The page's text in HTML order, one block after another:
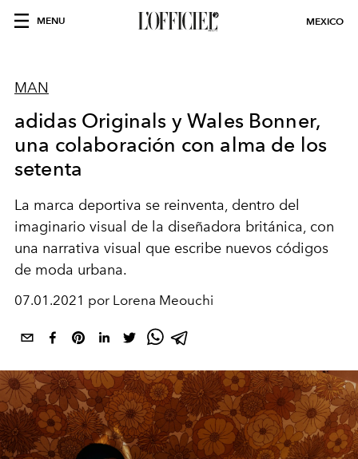
MENU MEXICO
MAN
adidas Originals y Wales Bonner,
una colaboración con alma de los
setenta
La marca deportiva se reinventa, dentro del
imaginario visual de la diseñadora británica, con
una narrativa visual que escribe nuevos códigos
de moda urbana.
07.01.2021 por Lorena Meouchi